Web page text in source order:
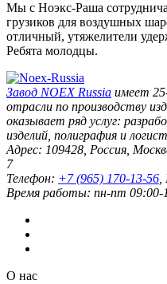
Мы с Ноэкс-Раша
грузиков для воздушных
отличный, утяжелители
Ребята молодцы.
Завод NOEX Russia имеет
отрасли по производству
оказывает ряд услуг:
изделий, полиграфия и
Адрес: 109428, Россия,
7
Телефон: +7 (965) 170-13-56,
Время работы: пн-пт 09:00-
О нас